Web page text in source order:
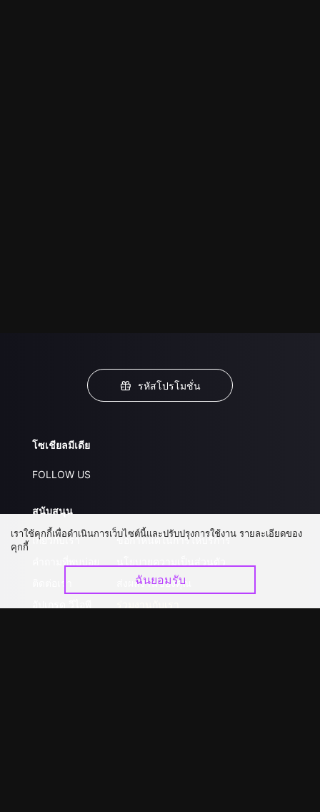
รหัสโปรโมชั่น
โซเชียลมีเดีย
FOLLOW US
สนับสนุน
เกี่ยวกับเรา
ข้อกำหนดในการให้บริการ
ส่งผลงานของคุณ
เราใช้คุกกี้เพื่อดำเนินการเว็บไซต์นี้และปรับปรุงการใช้งาน รายละเอียดของ
คุกกี้
ฉันยอมรับ